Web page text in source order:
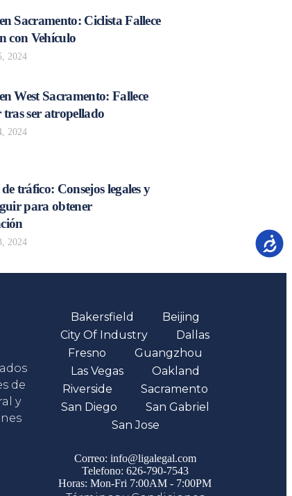
Sacramento: Ciclista Fallece
con Vehículo
2024
West Sacramento: Fallece
ser atropellado
2024
tráfico: Consejos legales y
para obtener
2024
de
y
Bakersfield
Beijing
City Of Industry
Dallas
Fresno
Guangzhou
Las Vegas
Oakland
Riverside
Sacramento
San Diego
San Gabriel
San Jose
Correo: info@ligalegal.com
Telefono: 626-790-7543
Horas: Mon-Fri 7:00AM - 7:00PM